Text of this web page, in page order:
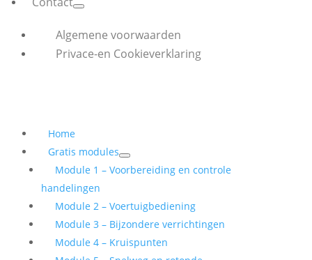
Algemene voorwaarden
Privace-en Cookieverklaring
Home
Gratis modules
Module 1 – Voorbereiding en controle
handelingen
Module 2 – Voertuigbediening
Module 3 – Bijzondere verrichtingen
Module 4 – Kruispunten